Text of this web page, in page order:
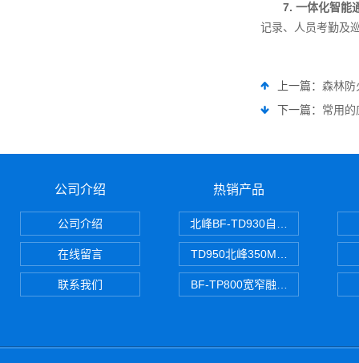
7. 一体化智能
记录、人员考勤及
上一篇： 森林防
下一篇： 常用的
公司介绍
公司介绍
在线留言
联系我们
热销产品
北峰BF-TD930自组网对讲机
TD950北峰350M对讲机 PDT数
BF-TP800宽窄融合对讲机